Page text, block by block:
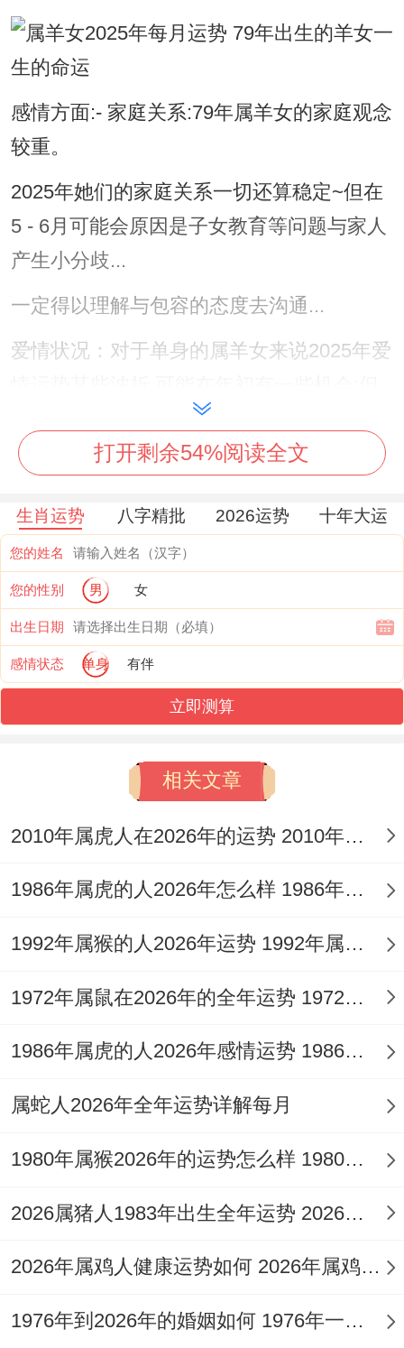
感情方面:- 家庭关系:79年属羊女的家庭观念
较重。
2025年她们的家庭关系一切还算稳定~但在
5 - 6月可能会原因是子女教育等问题与家人
产生小分歧...
一定得以理解与包容的态度去沟通...
爱情状况：对于单身的属羊女来说2025年爱
因自身过于谨慎而错过。
到了年末 要是…就能够多参加社交活动，可
健康方面：身体状况：79年的属羊女到了
2025年要看身体保养。
春季不难感冒;要看保暖。
从医学角度来看这个年龄段的女性新陈代谢
比方说在面临工作上的竞争时也许会出现焦
更具体的讲；这时候通过运动等方式调节更
必要。
79年属羊女一生命运多坎坷.她们性格温
顺。
比方说在年轻的时候估计会原因是不善于应
增长- 她们的能力跟着经验积累会一点点发
挥作用。
候会为了储蓄而努力工作，到了中年以后有
一定的积蓄行用来投资理论上应对突发的情
打开剩余54%阅读全文
生肖运势 八字精批 2026运势 十年大运
您的姓名
您的性别 男 女
出生日期
感情状态 单身 有伴
立即测算
相关文章
2010年属虎人在2026年的运势 2010年属虎人2026
1986年属虎的人2026年怎么样 1986年属虎的5位吉利数字
1992年属猴的人2026年运势 1992年属猴人2026年运势及运程
1972年属鼠在2026年的全年运势 1972年属鼠在52岁后的运气
1986年属虎的人2026年感情运势 1986年属虎的人这一生婚姻怎么样
属蛇人2026年全年运势详解每月
1980年属猴2026年的运势怎么样 1980年属猴人2月份运程
2026属猪人1983年出生全年运势 2026属猪人的全年运势
2026年属鸡人健康运势如何 2026年属鸡人的全年运势如何
1976年到2026年的婚姻如何 1976年一生婚姻状况